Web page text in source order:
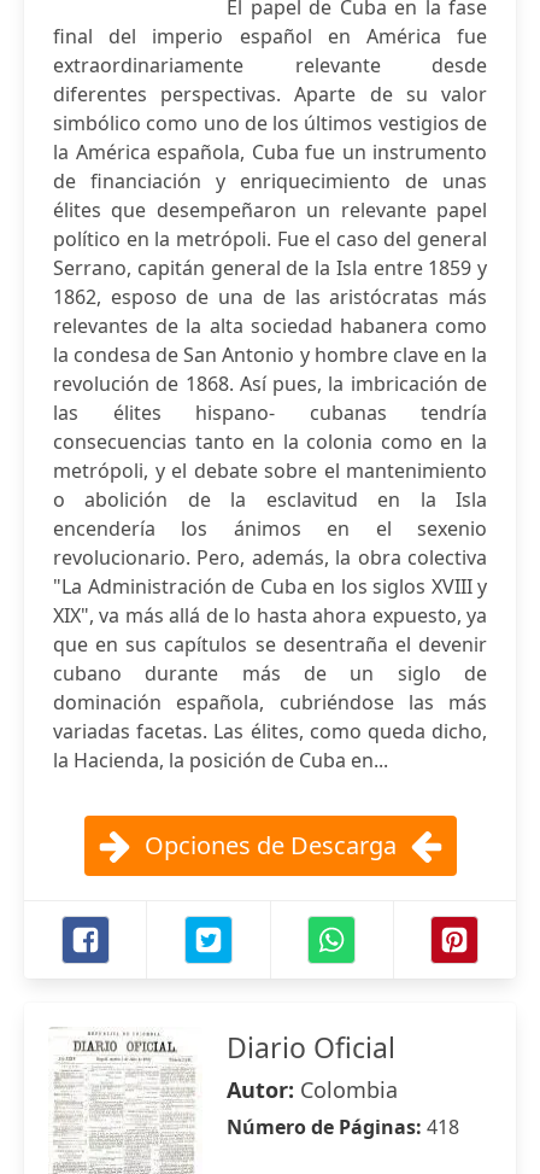
El papel de Cuba en la fase
final del imperio español en América fue
extraordinariamente relevante desde
diferentes perspectivas. Aparte de su valor
simbólico como uno de los últimos vestigios de
la América española, Cuba fue un instrumento
de financiación y enriquecimiento de unas
élites que desempeñaron un relevante papel
político en la metrópoli. Fue el caso del general
Serrano, capitán general de la Isla entre 1859 y
1862, esposo de una de las aristócratas más
relevantes de la alta sociedad habanera como
la condesa de San Antonio y hombre clave en la
revolución de 1868. Así pues, la imbricación de
las élites hispano- cubanas tendría
consecuencias tanto en la colonia como en la
metrópoli, y el debate sobre el mantenimiento
o abolición de la esclavitud en la Isla
encendería los ánimos en el sexenio
revolucionario. Pero, además, la obra colectiva
"La Administración de Cuba en los siglos XVIII y
XIX", va más allá de lo hasta ahora expuesto, ya
que en sus capítulos se desentraña el devenir
cubano durante más de un siglo de
dominación española, cubriéndose las más
variadas facetas. Las élites, como queda dicho,
la Hacienda, la posición de Cuba en...
Opciones de Descarga
Diario Oficial
Autor: Colombia
Número de Páginas: 418